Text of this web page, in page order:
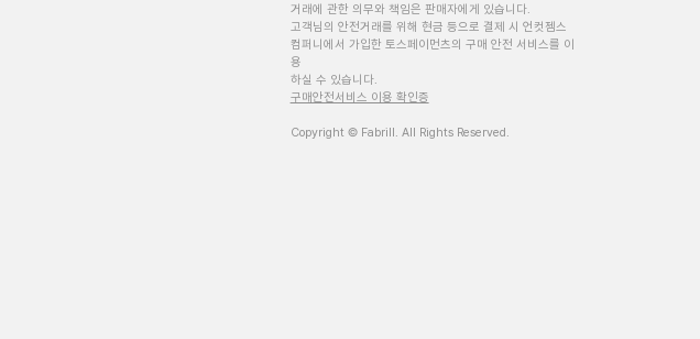
거래에 관한 의무와 책임은 판매자에게 있습니다.
고객님의 안전거래를 위해 현금 등으로 결제 시 언컷젬스
컴퍼니에서 가입한 토스페이먼츠의 구매 안전 서비스를 이
용
하실 수 있습니다.
구매안전서비스 이용 확인증
Copyright © Fabrill. All Rights Reserved.